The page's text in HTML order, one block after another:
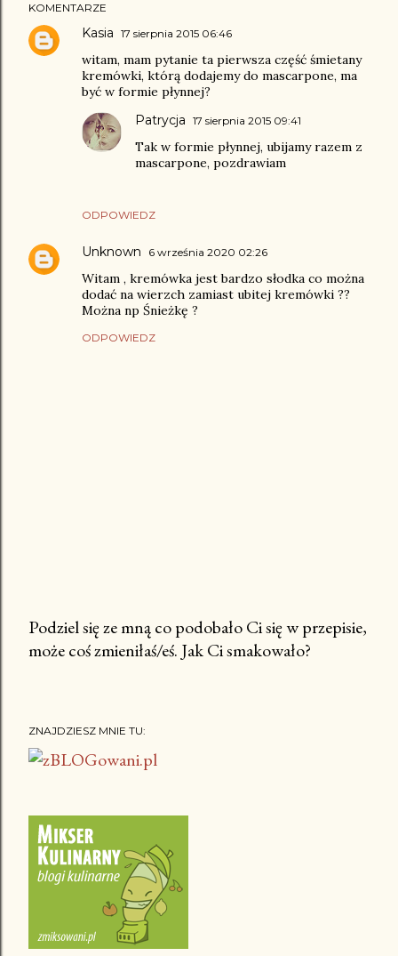
KOMENTARZE
Kasia 17 sierpnia 2015 06:46
witam, mam pytanie ta pierwsza część śmietany
kremówki, którą dodajemy do mascarpone, ma
być w formie płynnej?
ODPOWIEDZ
Patrycja 17 sierpnia 2015 09:41
Tak w formie płynnej, ubijamy razem z
mascarpone, pozdrawiam
Unknown 6 września 2020 02:26
Witam , kremówka jest bardzo słodka co można
dodać na wierzch zamiast ubitej kremówki ??
Można np Śnieżkę ?
ODPOWIEDZ
P
ś
l
j
m
t
Podziel się ze mną co podobało Ci się w przepisie,
może coś zmieniłaś/eś. Jak Ci smakowało?
ZNAJDZIESZ MNIE TU: